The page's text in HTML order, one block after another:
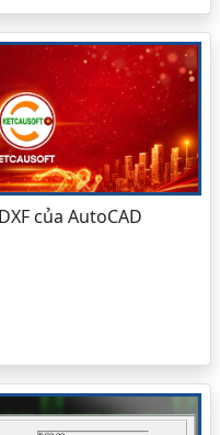
của AutoCAD